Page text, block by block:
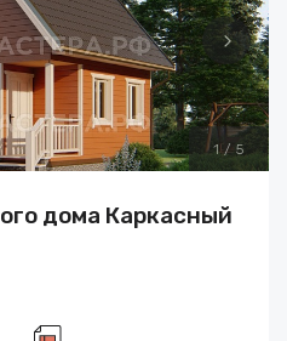
1 / 5
дома Каркасный